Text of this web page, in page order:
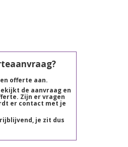
offerte aan.
de aanvraag en
Zijn er vragen
er contact met je
je zit dus